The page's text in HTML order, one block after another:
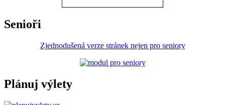
Senioři
Zjednodušená verze stránek nejen pro seniory
Plánuj výlety